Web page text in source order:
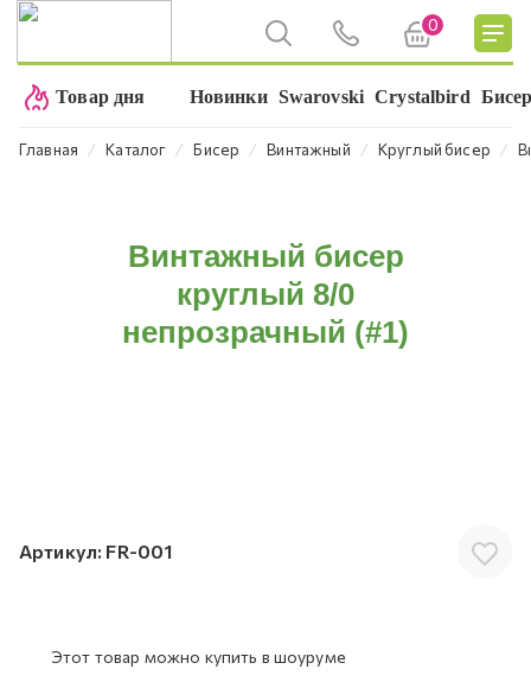
0
Товар дня Новинки Swarovski Crystalbird
Главная ⁄ Каталог ⁄ Бисер ⁄ Винтажный ⁄ Круглый бисер ⁄
Винтажный бисер
круглый 8/0
непрозрачный (#1)
Артикул: FR-001
Этот товар можно купить в шоуруме